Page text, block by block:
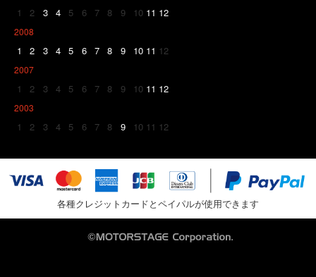
1 2 3 4 5 6 7 8 9 10 11 12
2008
1 2 3 4 5 6 7 8 9 10 11 12
2007
1 2 3 4 5 6 7 8 9 10 11 12
2003
1 2 3 4 5 6 7 8 9 10 11 12
各種クレジットカードとペイパルが使用できます